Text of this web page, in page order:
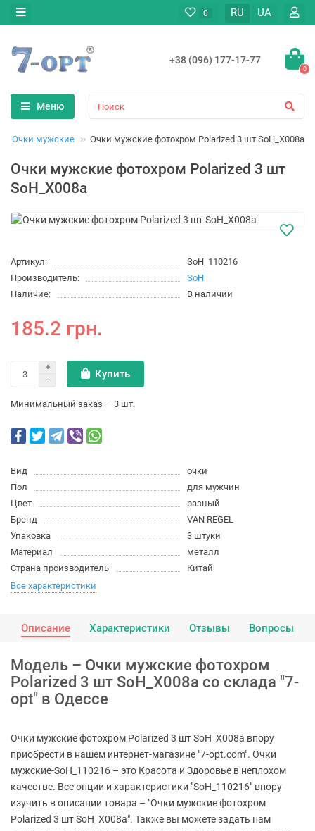
0 RU UA
+38 (096) 177-17-77
0
Меню
Очки мужские Очки мужские фотохром Polarized 3 шт SoH_X008a
Очки мужские фотохром Polarized 3 шт
SoH_X008a
Артикул:
SoH_110216
Производитель:
SoH
Наличие:
В наличии
185.2 грн.
Купить
Минимальный заказ — 3 шт.
Вид
очки
Пол
для мужчин
Цвет
разный
Бренд
VAN REGEL
Упаковка
3 штуки
Материал
металл
Страна производитель
Китай
Все характеристики
Описание Характеристики Отзывы Вопросы
Модель – Очки мужские фотохром
Polarized 3 шт SoH_X008a со склада "7-
opt" в Одессе
Очки мужские фотохром Polarized 3 шт SoH_X008a впору
приобрести в нашем интернет-магазине "7-opt.com". Очки
мужские-SoH_110216 – это Красота и Здоровье в неплохом
качестве. Все опции и характеристики "SoH_110216" впору
изучить в описании товара – "Очки мужские фотохром
Polarized 3 шт SoH_X008a". Также вы можете задать нам